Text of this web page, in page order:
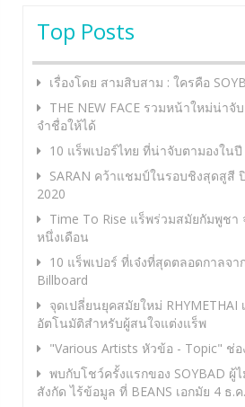
Top Posts
เรื่องโดย สามสิบสาม : ใครคือ
THE NEW FACE รวมหน้าใหม่น่า
จำชื่อให้ได้
10 แร็พเปอร์ไทย ที่น่าจับตามองในปี
SARAN คว้าแชมป์ในรอบชิงสุดสูสี
2020
Time To Rise แร็พร่วมสมัยกัมพูชา
หนึ่งเดือน
10 แร็พเปอร์ ที่เจ๋งที่สุดตลอดกาลจ
Billboard
จุดเปลี่ยนยุคสมัยใหม่
อัตโนมัติสำหรับผู้สนใจแต่งแร็พ
"Various Artists หัวข้อ - Topic" ช่อ
พบกับโชว์ครั้งแรกของ SOYBAD ผู้
สังกัด ไร้ข้อมูล ที่ BEANS เอกมัย 4 ธ.